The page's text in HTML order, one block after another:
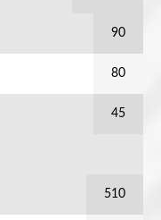
90
80
45
510